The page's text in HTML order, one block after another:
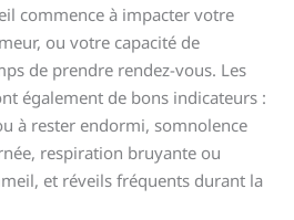
commence à impacter votre
ou votre capacité de
de prendre rendez-vous. Les
également de bons indicateurs :
à rester endormi, somnolence
respiration bruyante ou
et réveils fréquents durant la